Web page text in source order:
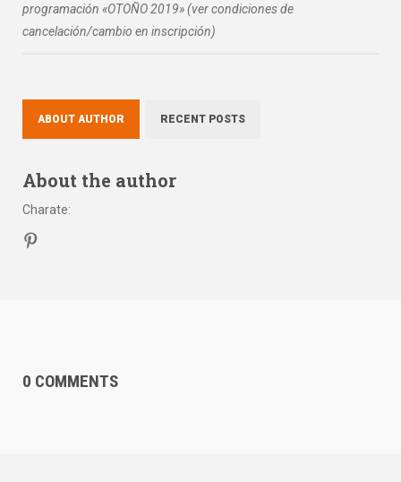
programación «OTOÑO 2019» (ver condiciones de
cancelación/cambio en inscripción)
ABOUT AUTHOR RECENT POSTS
About the author
Charate:
0 COMMENTS